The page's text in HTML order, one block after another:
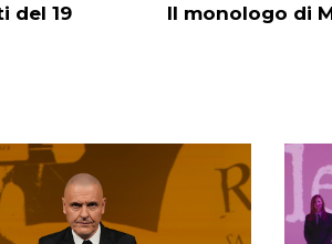
del 19
Il monologo di